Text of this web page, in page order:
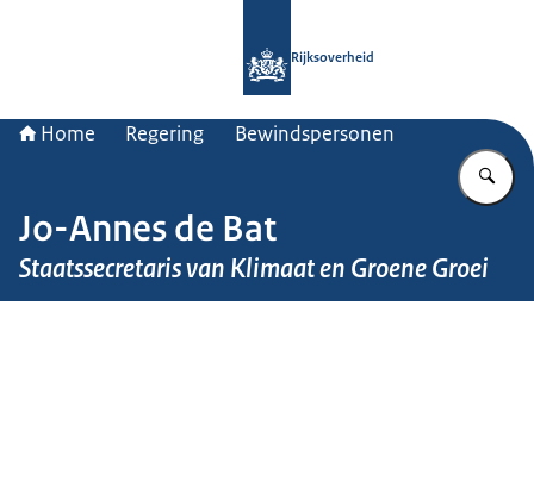
Rijksoverheid
Home Regering Bewindspersonen
Jo-Annes de Bat
Staatssecretaris van Klimaat en Groene Groei